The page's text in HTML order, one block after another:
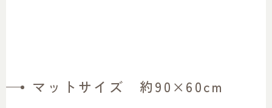
マットサイズ 約90×60cm